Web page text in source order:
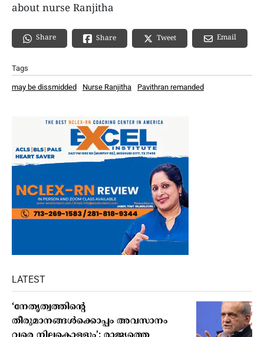
about nurse Ranjitha
Share Share Tweet Email
Tags
may be dissmidded Nurse Ranjitha Pavithran remanded
LATEST
‘നേതൃത്വത്തിന്റെ
തീരുമാനങ്ങൾക്കൊപ്പം അവസാനം